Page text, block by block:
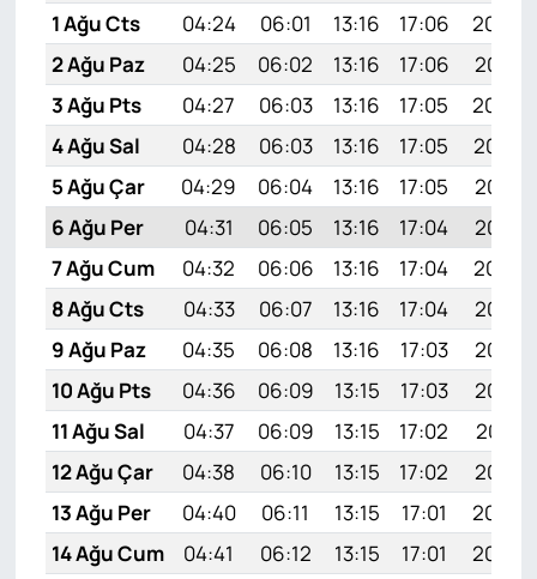
1 Ağu Cts
04:24 06:01 13:16 17:06
20:22
2 Ağu Paz
04:25 06:02 13:16 17:06
20:21
3 Ağu Pts
04:27 06:03 13:16 17:05
20:20
4 Ağu Sal
04:28 06:03 13:16 17:05
20:19
5 Ağu Çar
04:29 06:04 13:16 17:05
20:18
6 Ağu Per
04:31 06:05 13:16 17:04
20:17
7 Ağu Cum
04:32 06:06 13:16 17:04
20:16
8 Ağu Cts
04:33 06:07 13:16 17:04
20:15
9 Ağu Paz
04:35 06:08 13:16 17:03
20:14
10 Ağu Pts
04:36 06:09 13:15 17:03
20:12
11 Ağu Sal
04:37 06:09 13:15 17:02
20:11
12 Ağu Çar
04:38 06:10 13:15 17:02
20:10
13 Ağu Per
04:40 06:11 13:15 17:01
20:09
14 Ağu Cum
04:41 06:12 13:15 17:01
20:08